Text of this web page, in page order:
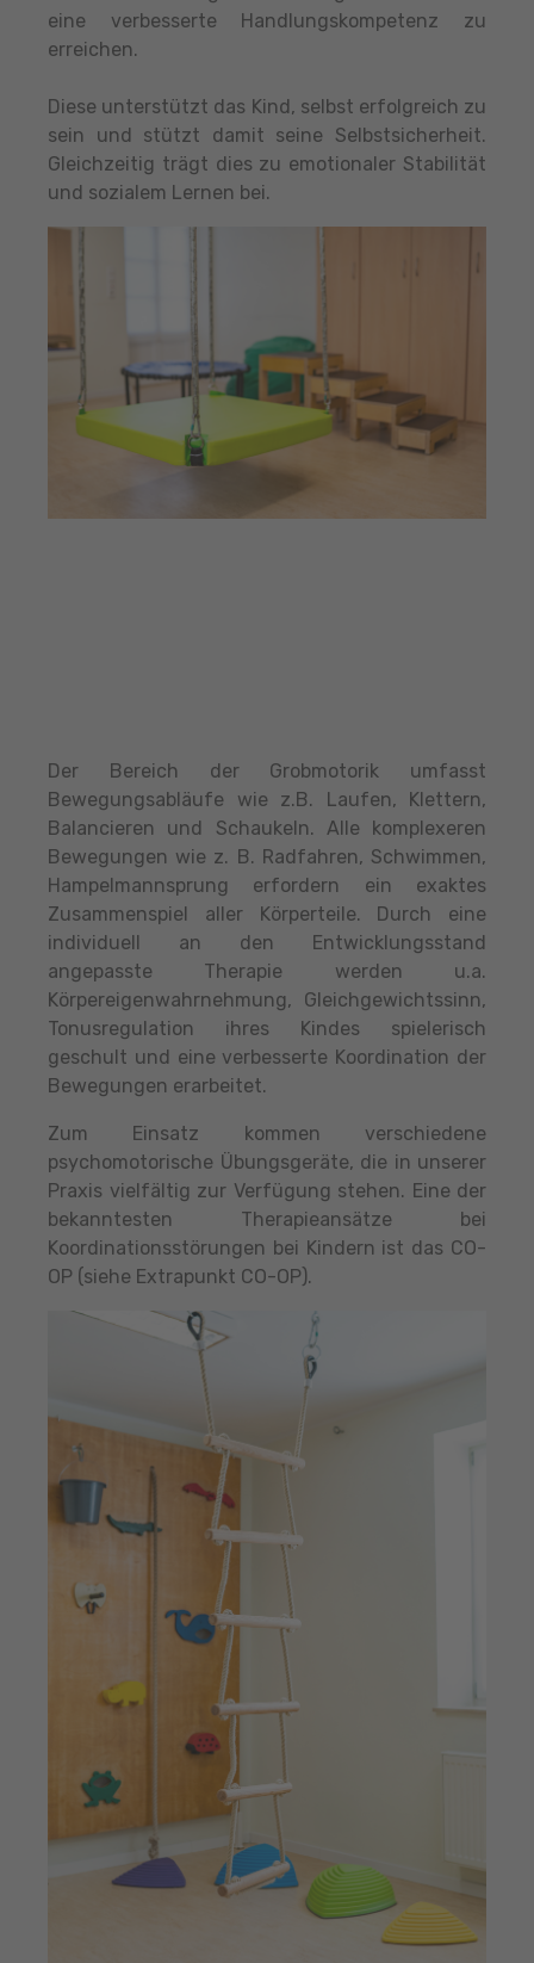
eine verbesserte Handlungskompetenz zu
erreichen.
Diese unterstützt das Kind, selbst erfolgreich zu
sein und stützt damit seine Selbstsicherheit.
Gleichzeitig trägt dies zu emotionaler Stabilität
und sozialem Lernen bei.
Der Bereich der Grobmotorik umfasst
Bewegungsabläufe wie z.B. Laufen, Klettern,
Balancieren und Schaukeln. Alle komplexeren
Bewegungen wie z. B. Radfahren, Schwimmen,
Hampelmannsprung erfordern ein exaktes
Zusammenspiel aller Körperteile. Durch eine
individuell an den Entwicklungsstand
angepasste Therapie werden u.a.
Körpereigenwahrnehmung, Gleichgewichtssinn,
Tonusregulation ihres Kindes spielerisch
geschult und eine verbesserte Koordination der
Bewegungen erarbeitet.
Zum Einsatz kommen verschiedene
psychomotorische Übungsgeräte, die in unserer
Praxis vielfältig zur Verfügung stehen. Eine der
bekanntesten Therapieansätze bei
Koordinationsstörungen bei Kindern ist das CO-
OP (siehe Extrapunkt CO-OP).